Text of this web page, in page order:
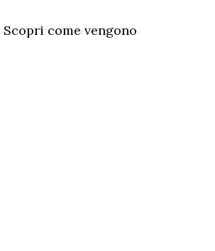
Scopri come vengono